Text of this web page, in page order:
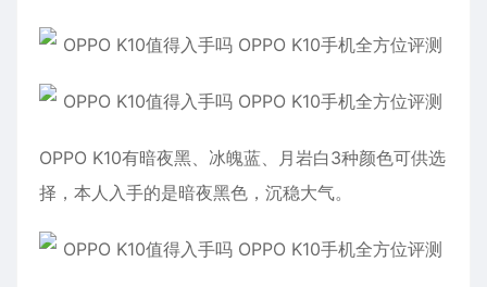
OPPO K10有暗夜黑、冰魄蓝、月岩白3种颜色可供选
择，本人入手的是暗夜黑色，沉稳大气。